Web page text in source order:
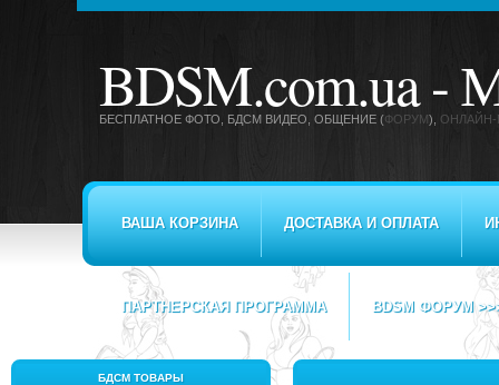
BDSM.com.ua -
БЕСПЛАТНОЕ ФОТО, БДСМ ВИДЕО , ОБЩЕНИЕ (ФОРУМ), ОНЛАЙН-
ВАША КОРЗИНА ДОСТАВКА И ОПЛАТА
ПАРТНЕРСКАЯ ПРОГРАММА BDSM ФОРУМ
БДСМ ТОВАРЫ